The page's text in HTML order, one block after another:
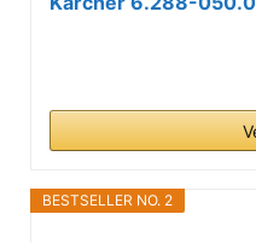
BESTSELLER NO. 2